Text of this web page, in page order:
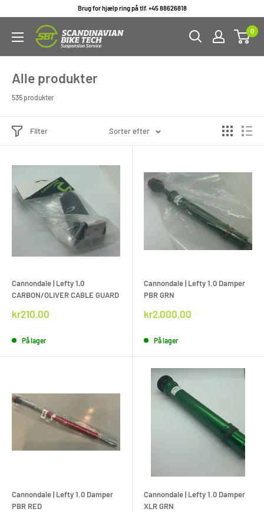
indhold
Brug for hjælp ring på tlf. +45 88626818
0
Alle produkter
535 produkter
Filter Sorter efter
Cannondale | Lefty 1,0
CARBON/OLIVER CABLE GUARD
Rabat
kr210.00
På lager
Cannondale | Lefty 1.0 Damper
PBR GRN
Rabat
kr2,000.00
På lager
Cannondale | Lefty 1.0 Damper
PBR RED
Cannondale | Lefty 1.0 Damper
XLR GRN